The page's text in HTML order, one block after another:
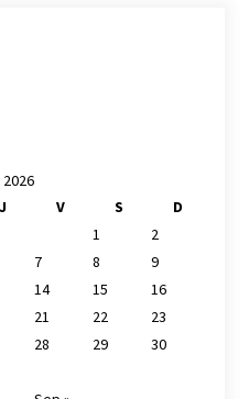
J V S
D
1
2
7 8
9
14 15
16
21 22
23
28 29
30